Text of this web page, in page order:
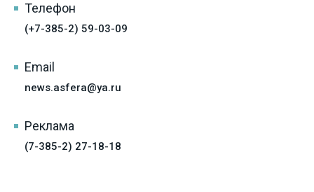
Телефон
(+7-385-2) 59-03-09
Email
news.asfera@ya.ru
Реклама
(7-385-2) 27-18-18